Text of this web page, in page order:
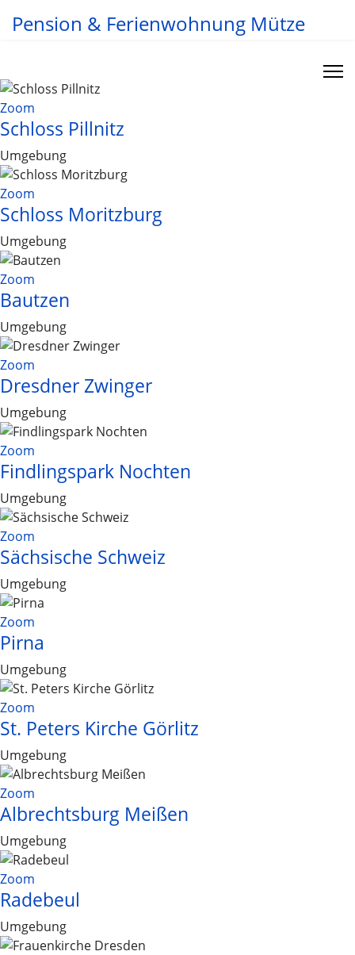
Pension & Ferienwohnung Mütze
Zoom
Schloss Pillnitz
Umgebung
Zoom
Schloss Moritzburg
Umgebung
Zoom
Bautzen
Umgebung
Zoom
Dresdner Zwinger
Umgebung
Zoom
Findlingspark Nochten
Umgebung
Zoom
Sächsische Schweiz
Umgebung
Zoom
Pirna
Umgebung
Zoom
St. Peters Kirche Görlitz
Umgebung
Zoom
Albrechtsburg Meißen
Umgebung
Zoom
Radebeul
Umgebung